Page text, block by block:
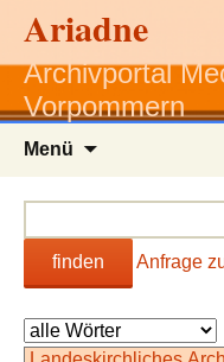
Ariadne
Archivportal
Vorpommern
Menü
finden Anfrage